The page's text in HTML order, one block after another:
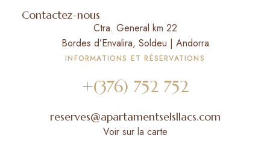
Contactez-nous
Ctra. General km 22
Bordes d’Envalira, Soldeu | Andorra
INFORMATIONS ET RÉSERVATIONS
+(376) 752 752
reserves@apartamentselsllacs.com
Voir sur la carte